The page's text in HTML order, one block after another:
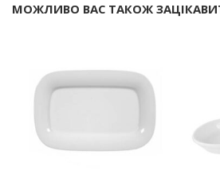
МОЖЛИВО ВАС ТАКОЖ